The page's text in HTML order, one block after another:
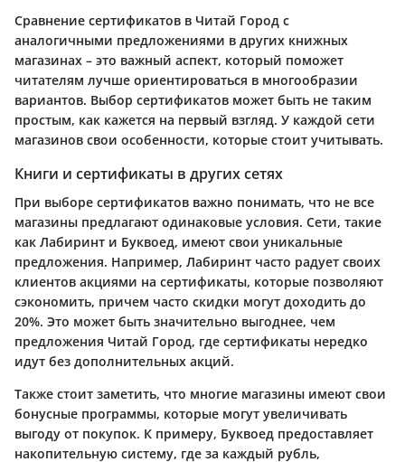
Сравнение сертификатов в Читай Город с
аналогичными предложениями в других книжных
магазинах – это важный аспект, который поможет
читателям лучше ориентироваться в многообразии
вариантов. Выбор сертификатов может быть не таким
простым, как кажется на первый взгляд. У каждой сети
магазинов свои особенности, которые стоит учитывать.
Книги и сертификаты в других сетях
При выборе сертификатов важно понимать, что не все
магазины предлагают одинаковые условия. Сети, такие
как Лабиринт и Буквоед, имеют свои уникальные
предложения. Например, Лабиринт часто радует своих
клиентов акциями на сертификаты, которые позволяют
сэкономить, причем часто скидки могут доходить до
20%. Это может быть значительно выгоднее, чем
предложения Читай Город, где сертификаты нередко
идут без дополнительных акций.
Также стоит заметить, что многие магазины имеют свои
бонусные программы, которые могут увеличивать
выгоду от покупок. К примеру, Буквоед предоставляет
накопительную систему, где за каждый рубль,